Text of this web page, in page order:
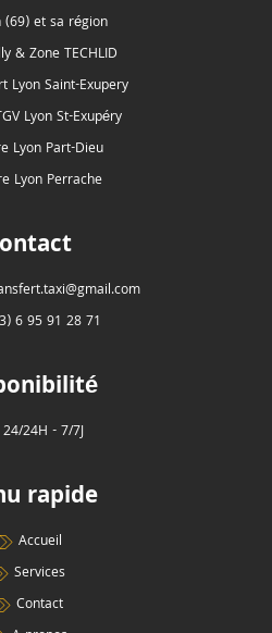
(69) et sa région
& Zone TECHLID
Lyon Saint-Exupery
Lyon St-Exupéry
Lyon Part-Dieu
Lyon Perrache
6 95 91 28 71
24/24H - 7/7J
rapide
Accueil
Services
Contact